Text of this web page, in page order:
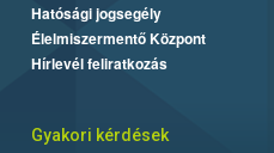
Hatósági jogsegély
Élelmiszermentő Központ
Hírlevél feliratkozás
Gyakori kérdések